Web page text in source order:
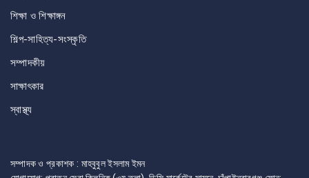
শিক্ষা ও শিক্ষাঙ্গন
শিল্প-সাহিত্য-সংস্কৃতি
সম্পাদকীয়
সাক্ষাৎকার
স্বাস্থ্য
সম্পাদক ও প্রকাশক : মাহবুবুল ইসলাম ইমন